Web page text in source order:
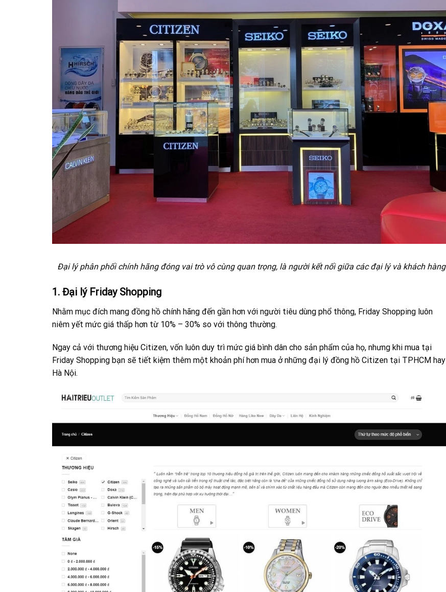
Đại lý phân phối chính hãng đóng vai trò vô cùng quan trọng, là người kết nối giữa các đại lý và khách hàng
1. Đại lý Friday Shopping
Nhằm mục đích mang đồng hồ chính hãng đến gần hơn với người tiêu dùng phổ thông, Friday Shopping luôn
niêm yết mức giá thấp hơn từ 10% – 30% so với thông thường.
Ngay cả với thương hiệu Citizen, vốn luôn duy trì mức giá bình dân cho sản phẩm của họ, nhưng khi mua tại
Friday Shopping bạn sẽ tiết kiệm thêm một khoản phí hơn mua ở những đại lý đồng hồ Citizen tại TPHCM hay
Hà Nội.